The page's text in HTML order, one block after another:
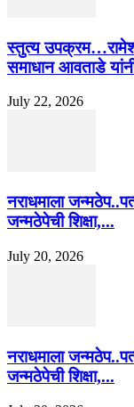
स्तुत्य
समाधान आवताडे
July 22, 2026
नराधमाला
जन्मठेपेची शिक्षा,...
July 20, 2026
नराधमाला
जन्मठेपेची शिक्षा,...